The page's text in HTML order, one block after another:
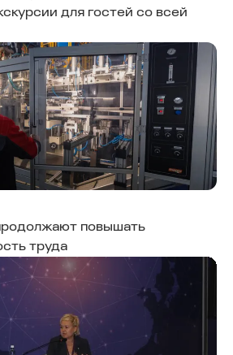
для гостей со всей
повышать
труда